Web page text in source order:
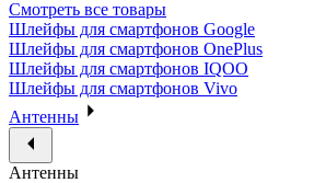
Смотреть все товары
Шлейфы для смартфонов Google
Шлейфы для смартфонов OnePlus
Шлейфы для смартфонов IQOO
Шлейфы для смартфонов Vivo
Антенны
Антенны